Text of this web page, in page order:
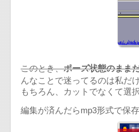
このとき、ポーズ状態のまま
んなことで迷ってるのは私だ
もちろん、カットでなくて選
編集が済んだらmp3形式で保存